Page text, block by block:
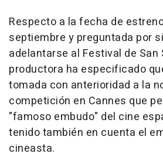
Respecto a la fecha de
septiembre y preguntada por
adelantarse al Festival de San
productora ha especificado
tomada con anterioridad a la
competición en Cannes que
"famoso embudo" del cine
tenido también en cuenta el
cineasta.